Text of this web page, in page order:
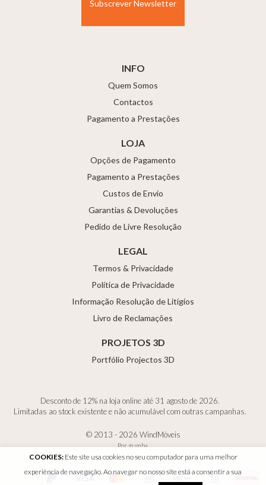
INFO
Quem Somos
Contactos
Pagamento a Prestações
LOJA
Opções de Pagamento
Pagamento a Prestações
Custos de Envio
Garantias & Devoluções
Pedido de Livre Resolução
LEGAL
Termos & Privacidade
Política de Privacidade
Informação Resolução de Litígios
Livro de Reclamações
PROJETOS 3D
Portfólio Projectos 3D
Desconto de 12% na loja online até 31 agosto de 2026.
Limitadas ao stock existente e não acumulável com outras campanhas.
© 2013 - 2026 WindMóveis
Porgumba.
COOKIES:Este site usa cookies no seu computador para uma melhor
experiência de navegação. Ao navegar no nosso site está a consentir a sua